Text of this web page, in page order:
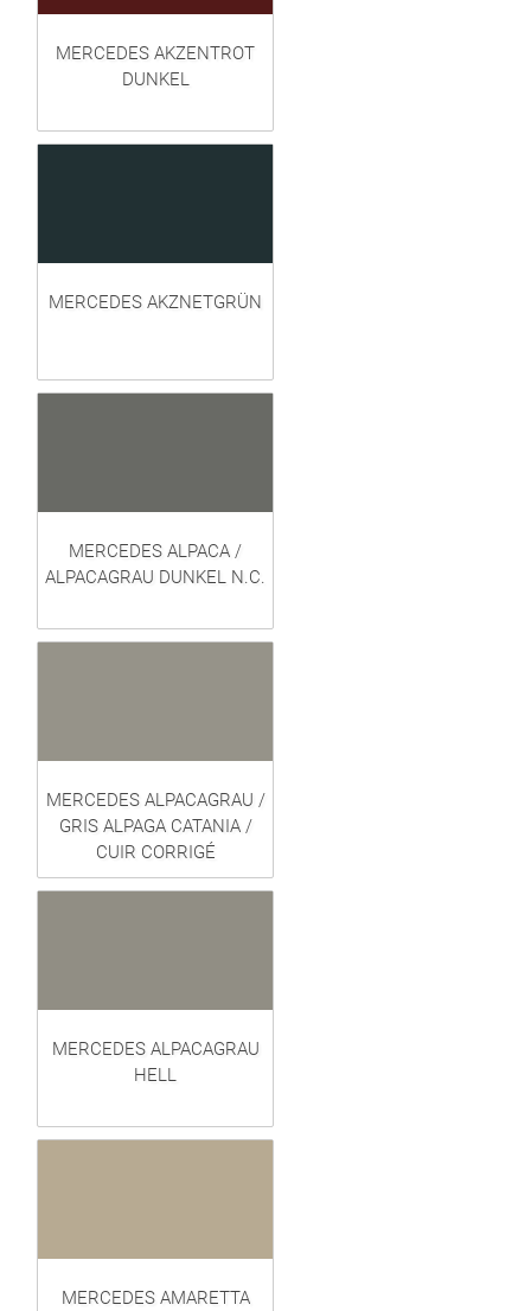
MERCEDES AKZENTROT
DUNKEL
MERCEDES AKZNETGRÜN
MERCEDES ALPACA /
ALPACAGRAU DUNKEL N.C.
MERCEDES ALPACAGRAU /
GRIS ALPAGA CATANIA /
CUIR CORRIGÉ
MERCEDES ALPACAGRAU
HELL
MERCEDES AMARETTA